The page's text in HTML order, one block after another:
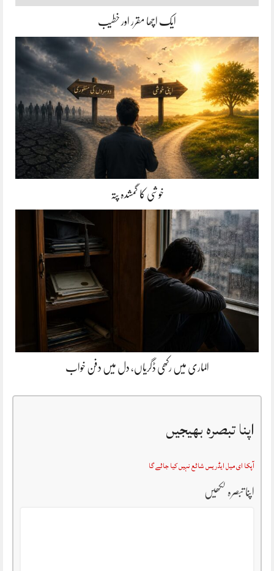
ایک اچھا مقرر اور خطیب
خوشی کا گمشدہ پتہ
الماری میں رکھی ڈگریاں، دل میں دفن خواب
اپنا تبصرہ بھیجیں
آپکا ای میل ایڈریس شائع نہیں کیا جائے گا
اپنا تبصرہ لکھیں